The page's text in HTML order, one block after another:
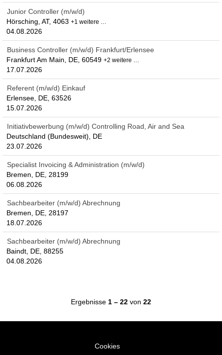
Junior Controller (m/w/d)
Hörsching, AT, 4063 +1 weitere …
04.08.2026
Business Controller (m/w/d) Frankfurt/Erlensee
Frankfurt Am Main, DE, 60549 +2 weitere …
17.07.2026
Referent (m/w/d) Einkauf
Erlensee, DE, 63526
15.07.2026
Initiativbewerbung (m/w/d) Controlling Road, Air and Sea
Deutschland (Bundesweit), DE
23.07.2026
Specialist Invoicing & Administration (m/w/d)
Bremen, DE, 28199
06.08.2026
Sachbearbeiter (m/w/d) Abrechnung
Bremen, DE, 28197
18.07.2026
Sachbearbeiter (m/w/d) Abrechnung
Baindt, DE, 88255
04.08.2026
Ergebnisse 1 – 22 von 22
Cookies